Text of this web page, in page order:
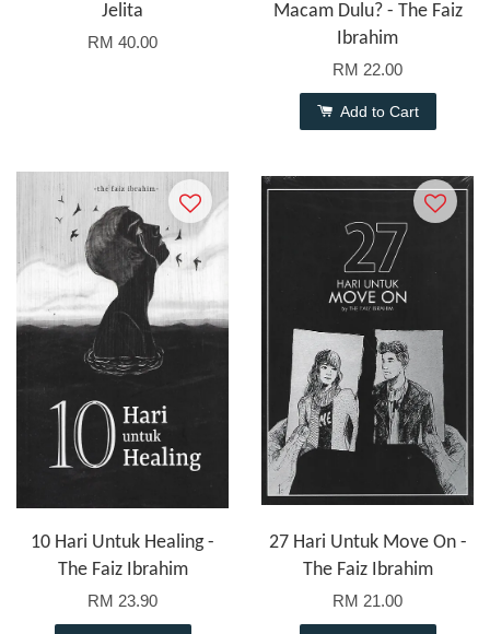
Jelita
RM 40.00
Macam Dulu? - The Faiz
Ibrahim
RM 22.00
Add to Cart
10 Hari Untuk Healing -
The Faiz Ibrahim
RM 23.90
27 Hari Untuk Move On -
The Faiz Ibrahim
RM 21.00